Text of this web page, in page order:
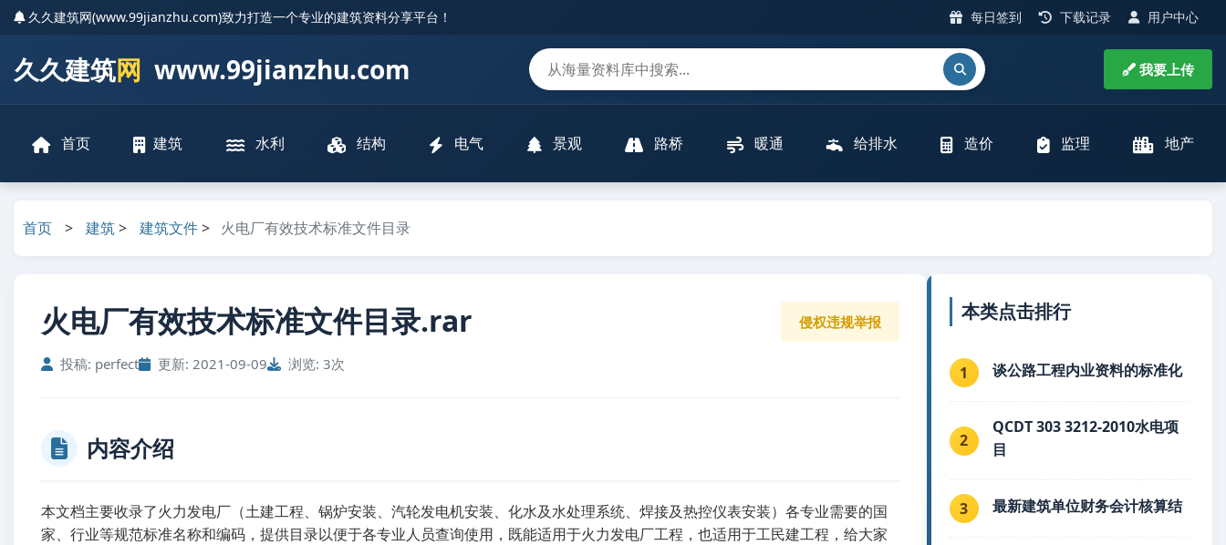
久久建筑网(www.99jianzhu.com)致力打造一个专业的建筑资料分享平台！ 每日签到 下载记录 用户中心
久久建筑网 www.99jianzhu.com 我要上传
首页 建筑 水利 结构 电气 景观 路桥 暖通 给排水 造价 监理 地产
首页 > 建筑> 建筑文件> 火电厂有效技术标准文件目录
火电厂有效技术标准文件目录.rar
投稿: perfect 更新: 2021-09-09 浏览: 3次
侵权违规举报
内容介绍
本文档主要收录了火力发电厂（土建工程、锅炉安装、汽轮发电机安装、化水及水处理系统、焊接及热控仪表安装）各专业需要的国
家、行业等规范标准名称和编码，提供目录以便于各专业人员查询使用，既能适用于火力发电厂工程，也适用于工民建工程，给大家
本类点击排行
1 谈公路工程内业资料的标准化
2
QCDT 303 3212-2010水电项
目
3 最新建筑单位财务会计核算结